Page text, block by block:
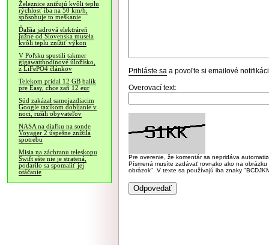
Železnice znižujú kvôli teplu
rýchlosť iba na 50 km/h,
spôsobuje to meškanie
Ďalšia jadrová elektráreň
južne od Slovenska musela
kvôli teplu znížiť výkon
V Poľsku spustili takmer
gigawatthodinové úložisko,
z LiFePO4 článkov
Telekom pridal 12 GB balík
pre Easy, chce zaň 12 eur
Súd zakázal samojazdiacim
Google taxíkom dobíjanie v
noci, rušili obyvateľov
NASA na diaľku na sonde
Voyager 2 úspešne znížila
spotrebu
Misia na záchranu teleskopu
Swift ešte nie je stratená,
podarilo sa spomaliť jej
otáčanie
Prihláste sa a povoľte si emailové
Overovací text:
Pre overenie, že komentár sa nepridáva
Písmená musíte zadávať rovnako ako na
obrázok". V texte sa používajú iba znaky